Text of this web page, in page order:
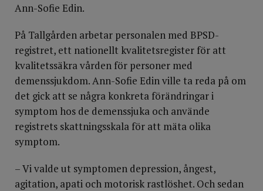
Ann-Sofie Edin.
På Tallgården arbetar personalen med BPSD-
registret, ett nationellt kvalitetsregister för att
kvalitetssäkra vården för personer med
demenssjukdom. Ann-Sofie Edin ville ta reda på om
det gick att se några konkreta förändringar i
symptom hos de demenssjuka och använde
registrets skattningsskala för att mäta olika
symptom.
– Vi valde ut symptomen depression, ångest,
agitation, apati och motorisk rastlöshet. Och sedan